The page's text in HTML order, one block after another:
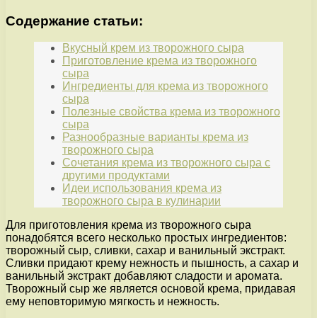
Содержание статьи:
Вкусный крем из творожного сыра
Приготовление крема из творожного
сыра
Ингредиенты для крема из творожного
сыра
Полезные свойства крема из творожного
сыра
Разнообразные варианты крема из
творожного сыра
Сочетания крема из творожного сыра с
другими продуктами
Идеи использования крема из
творожного сыра в кулинарии
Для приготовления крема из творожного сыра
понадобятся всего несколько простых ингредиентов:
творожный сыр, сливки, сахар и ванильный экстракт.
Сливки придают крему нежность и пышность, а сахар и
ванильный экстракт добавляют сладости и аромата.
Творожный сыр же является основой крема, придавая
ему неповторимую мягкость и нежность.